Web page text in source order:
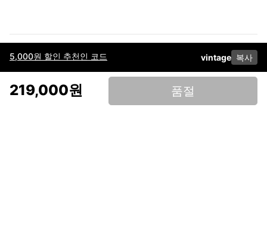
5,000원 할인 추천인 코드 vintage 복사
219,000원 품절
이용약관고객센터판매개인정보 처리방침사업자 정보다운로드